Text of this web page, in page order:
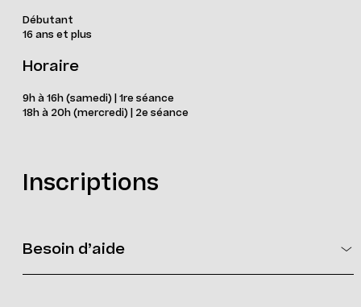
Débutant
16 ans et plus
Horaire
9h à 16h (samedi) | 1re séance
18h à 20h (mercredi) | 2e séance
Inscriptions
Besoin d’aide